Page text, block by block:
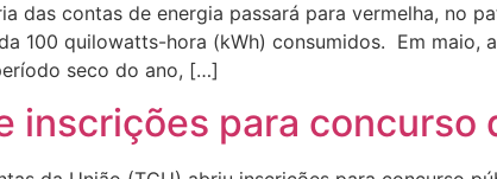
das contas de energia passará para vermelha, no
100 quilowatts-hora (kWh) consumidos. Em
seco do ano, […]
inscrições para concurso